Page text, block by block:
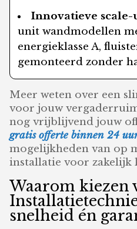
Innovatieve scale-
unit wandmodellen
energieklasse A,
gemonteerd zonder
Meer weten over een
voor jouw
nog vrijblijvend jouw
gratis offerte binnen 24
mogelijkheden van op
installatie voor zakelijk
Waarom kiezen
snelheid én